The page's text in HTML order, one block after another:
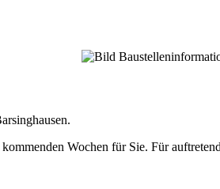
Wochen für Sie. Für